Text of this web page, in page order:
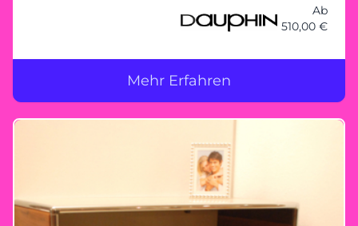
Polyurethan. Diese kann wahlweise komplett
gepolstert werden oder ohne Polsterung mit
Ab
510,00 €
Mehr Erfahren